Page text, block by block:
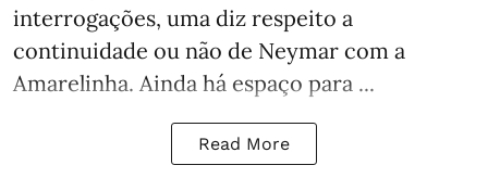
interrogações, uma diz respeito a
continuidade ou não de Neymar com a
Amarelinha. Ainda há espaço para ...
Read More